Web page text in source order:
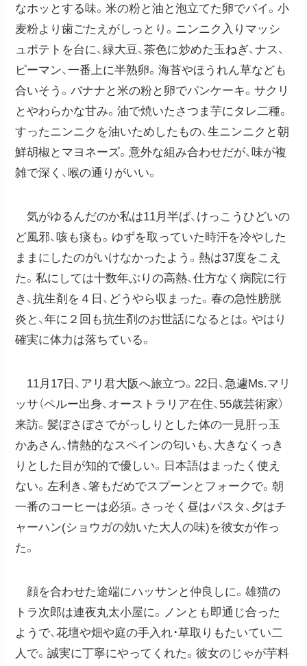
なホッとする味。米の粉と油と泡立てた卵でパイ。小
麦粉より歯ごたえがしっとり。ニンニク入りマッシ
ュポテトを台に、緑大豆、茶色に炒めた玉ねぎ、ナス、
ピーマン、一番上に半熟卵。海苔やほうれん草なども
合いそう。バナナと米の粉と卵でパンケーキ。サクリ
とやわらかな甘み。油で焼いたさつま芋にタレ二種。
すったニンニクを油いためしたもの、生ニンニクと朝
鮮胡椒とマヨネーズ。意外な組み合わせだが、味が複
雑で深く、喉の通りがいい。
気がゆるんだのか私は11月半ば、けっこうひどいの
ど風邪、咳も痰も。ゆずを取っていた時汗を冷やした
ままにしたのがいけなかったよう。熱は37度をこえ
た。私にしては十数年ぶりの高熱、仕方なく病院に行
き、抗生剤を４日、どうやら収まった。春の急性膀胱
炎と、年に２回も抗生剤のお世話になるとは。やはり
確実に体力は落ちている。
11月17日、アリ君大阪へ旅立つ。22日、急遽Ms.マリ
ッサ（ペルー出身、オーストラリア在住、55歳芸術家）
来訪。髪ぼさぼさでがっしりとした体の一見肝っ玉
かあさん、情熱的なスペインの匂いも、大きなくっき
りとした目が知的で優しい。日本語はまったく使え
ない。左利き、箸もだめでスプーンとフォークで。朝
一番のコーヒーは必須。さっそく昼はパスタ、夕はチ
ャーハン(ショウガの効いた大人の味)を彼女が作っ
た。
顔を合わせた途端にハッサンと仲良しに。雄猫の
トラ次郎は連夜丸太小屋に。ノンとも即通じ合った
ようで、花壇や畑や庭の手入れ・草取りもたいてい二
人で。誠実に丁寧にやってくれた。彼女のじゃが芋料